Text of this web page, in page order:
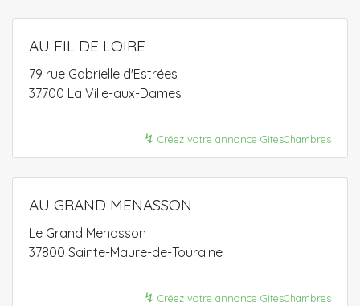
AU FIL DE LOIRE
79 rue Gabrielle d'Estrées
37700 La Ville-aux-Dames
↯ Créez votre annonce GitesChambres
AU GRAND MENASSON
Le Grand Menasson
37800 Sainte-Maure-de-Touraine
↯ Créez votre annonce GitesChambres